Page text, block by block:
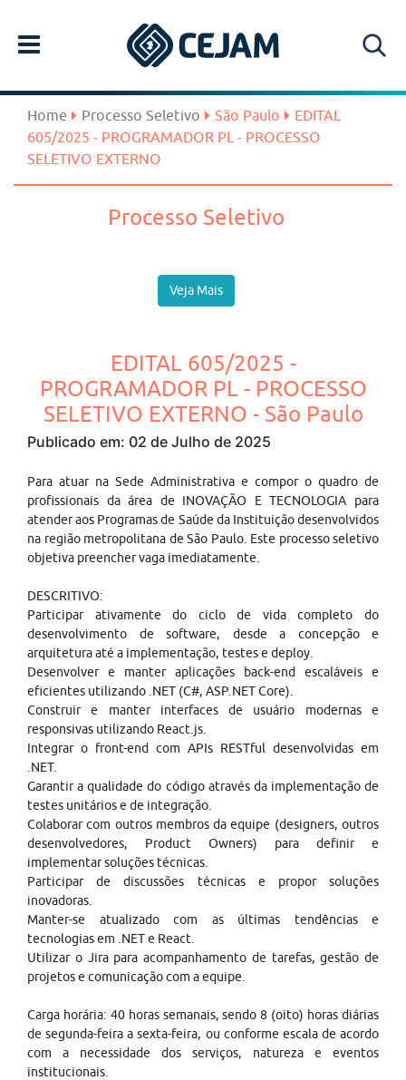
Home Processo Seletivo São Paulo
EDITAL
605/2025 - PROGRAMADOR PL - PROCESSO
SELETIVO EXTERNO
Processo Seletivo
Veja Mais
EDITAL 605/2025 -
PROGRAMADOR PL - PROCESSO
SELETIVO EXTERNO - São Paulo
Publicado em: 02 de Julho de 2025
Para atuar na Sede Administrativa e compor o quadro de
profissionais da área de INOVAÇÃO E TECNOLOGIA para
atender aos Programas de Saúde da Instituição desenvolvidos
na região metropolitana de São Paulo. Este processo seletivo
objetiva preencher vaga imediatamente.
DESCRITIVO:
Participar ativamente do ciclo de vida completo do
desenvolvimento de software, desde a concepção e
arquitetura até a implementação, testes e deploy.
Desenvolver e manter aplicações back-end escaláveis e
eficientes utilizando .NET (C#, ASP.NET Core).
Construir e manter interfaces de usuário modernas e
responsivas utilizando React.js.
Integrar o front-end com APIs RESTful desenvolvidas em
.NET.
Garantir a qualidade do código através da implementação de
testes unitários e de integração.
Colaborar com outros membros da equipe (designers, outros
desenvolvedores, Product Owners) para definir e
implementar soluções técnicas.
Participar de discussões técnicas e propor soluções
inovadoras.
Manter-se atualizado com as últimas tendências e
tecnologias em .NET e React.
Utilizar o Jira para acompanhamento de tarefas, gestão de
projetos e comunicação com a equipe.
Carga horária: 40 horas semanais, sendo 8 (oito) horas diárias
de segunda-feira a sexta-feira, ou conforme escala de acordo
com a necessidade dos serviços, natureza e eventos
institucionais.